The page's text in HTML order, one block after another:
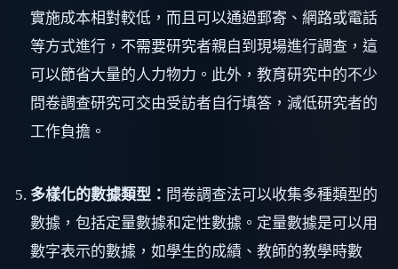
實施成本相對較低，而且可以通過郵寄、網路或電話
等方式進行，不需要研究者親自到現場進行調查，這
可以節省大量的人力物力。此外，教育研究中的不少
問卷調查研究可交由受訪者自行填答，減低研究者的
工作負擔。
多樣化的數據類型： 問卷調查法可以收集多種類型的
數據，包括定量數據和定性數據。定量數據是可以用
數字表示的數據，如學生的成績、教師的教學時數